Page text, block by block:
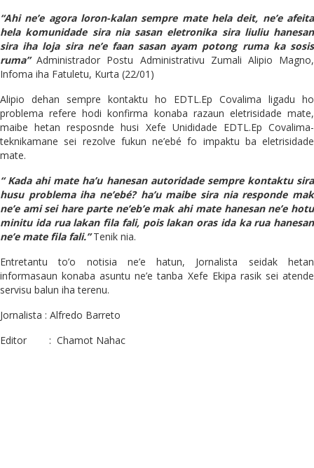
“Ahi ne’e agora loron-kalan sempre mate hela deit, ne’e afeita
hela komunidade sira nia sasan eletronika sira liuliu hanesan
sira iha loja sira ne’e faan sasan ayam potong ruma ka sosis
ruma”Administrador Postu Administrativu Zumali Alipio Magno,
Infoma iha Fatuletu, Kurta (22/01)
Alipio dehan sempre kontaktu ho EDTL.Ep Covalima ligadu ho
problema refere hodi konfirma konaba razaun eletrisidade mate,
maibe hetan resposnde husi Xefe Unididade EDTL.Ep Covalima-
teknikamane sei rezolve fukun ne’ebé fo impaktu ba eletrisidade
mate.
“ Kada ahi mate ha’u hanesan autoridade sempre kontaktu sira
husu problema iha ne’ebé? ha’u maibe sira nia responde mak
ne’e ami sei hare parte ne’eb’e mak ahi mate hanesan ne’e hotu
minitu ida rua lakan fila fali, pois lakan oras ida ka rua hanesan
ne’e mate fila fali.”Tenik nia.
Entretantu to’o notisia ne’e hatun, Jornalista seidak hetan
informasaun konaba asuntu ne’e tanba Xefe Ekipa rasik sei atende
servisu balun iha terenu.
Jornalista : Alfredo Barreto
Editor : Chamot Nahac